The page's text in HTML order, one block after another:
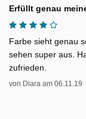
Erfüllt genau
Farbe sieht genau
sehen super aus.
zufrieden.
von Diara am 06.11.19